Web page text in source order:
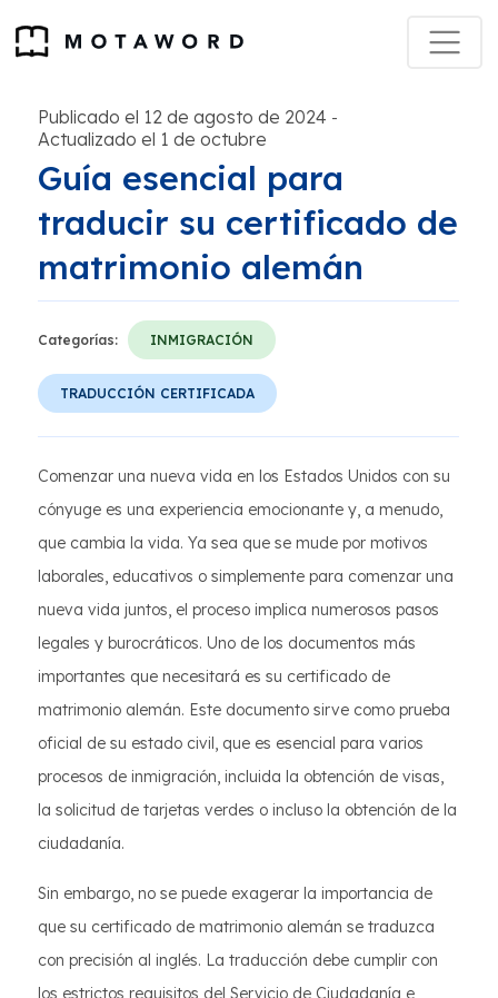
Publicado el 12 de agosto de 2024 -
Actualizado el 1 de octubre
Guía esencial para
traducir su certificado de
matrimonio alemán
Categorías: INMIGRACIÓN
TRADUCCIÓN CERTIFICADA
Comenzar una nueva vida en los Estados Unidos con su
cónyuge es una experiencia emocionante y, a menudo,
que cambia la vida. Ya sea que se mude por motivos
laborales, educativos o simplemente para comenzar una
nueva vida juntos, el proceso implica numerosos pasos
legales y burocráticos. Uno de los documentos más
importantes que necesitará es su certificado de
matrimonio alemán. Este documento sirve como prueba
oficial de su estado civil, que es esencial para varios
procesos de inmigración, incluida la obtención de visas,
la solicitud de tarjetas verdes o incluso la obtención de la
ciudadanía.
Sin embargo, no se puede exagerar la importancia de
que su certificado de matrimonio alemán se traduzca
con precisión al inglés. La traducción debe cumplir con
los estrictos requisitos del Servicio de Ciudadanía e